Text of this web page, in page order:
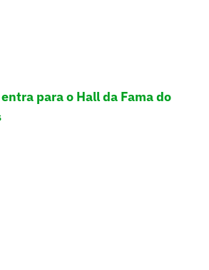
para o Hall da Fama do